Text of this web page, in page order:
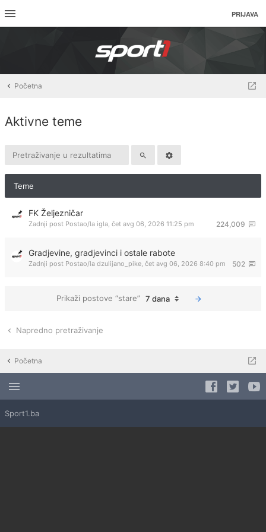
PRIJAVA
Početna
Aktivne teme
Teme
FK Željezničar
224,009
Zadnji post Postao/la igla, čet avg 06, 2026 11:25 pm
Gradjevine, gradjevinci i ostale rabote
502
Zadnji post Postao/la dzulijano_pike, čet avg 06, 2026 8:40 pm
Prikaži postove “stare” 7 dana
Napredno pretraživanje
Početna
Sport1.ba